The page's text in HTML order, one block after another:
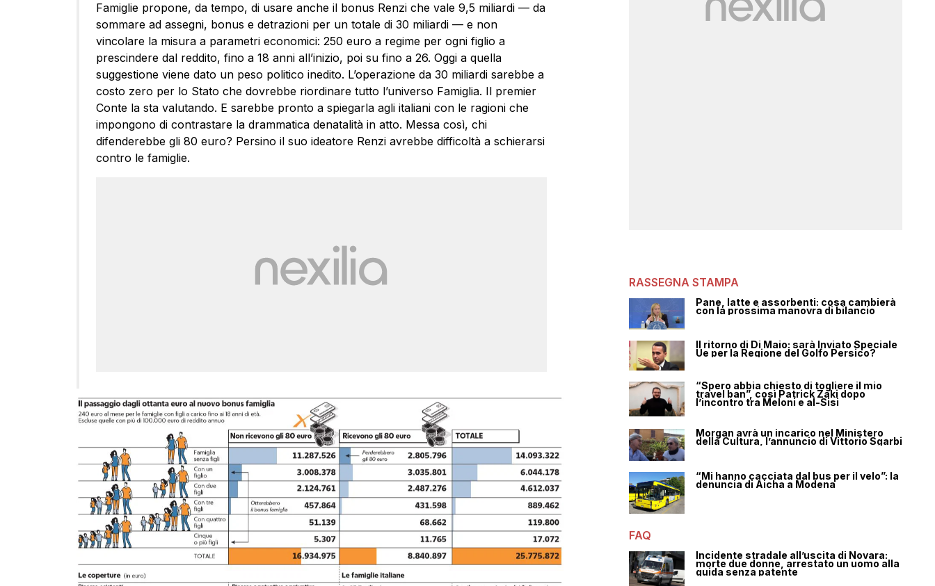
Famiglie propone, da tempo, di usare anche il bonus Renzi che vale 9,5 miliardi — da
sommare ad assegni, bonus e detrazioni per un totale di 30 miliardi — e non
vincolare la misura a parametri economici: 250 euro a regime per ogni figlio a
prescindere dal reddito, fino a 18 anni all’inizio, poi su fino a 26. Oggi a quella
suggestione viene dato un peso politico inedito. L’operazione da 30 miliardi sarebbe a
costo zero per lo Stato che dovrebbe riordinare tutto l’universo Famiglia. Il premier
Conte la sta valutando. E sarebbe pronto a spiegarla agli italiani con le ragioni che
impongono di contrastare la drammatica denatalità in atto. Messa così, chi
difenderebbe gli 80 euro? Persino il suo ideatore Renzi avrebbe difficoltà a schierarsi
contro le famiglie.
RASSEGNA STAMPA
Pane, latte e assorbenti: cosa cambierà
con la prossima manovra di bilancio
Il ritorno di Di Maio: sarà Inviato Speciale
Ue per la Regione del Golfo Persico?
“Spero abbia chiesto di togliere il mio
travel ban”, così Patrick Zaki dopo
l’incontro tra Meloni e al-Sisi
Morgan avrà un incarico nel Ministero
della Cultura, l’annuncio di Vittorio Sgarbi
“Mi hanno cacciata dal bus per il velo”: la
denuncia di Aicha a Modena
FAQ
Incidente stradale all’uscita di Novara:
morte due donne, arrestato un uomo alla
guida senza patente